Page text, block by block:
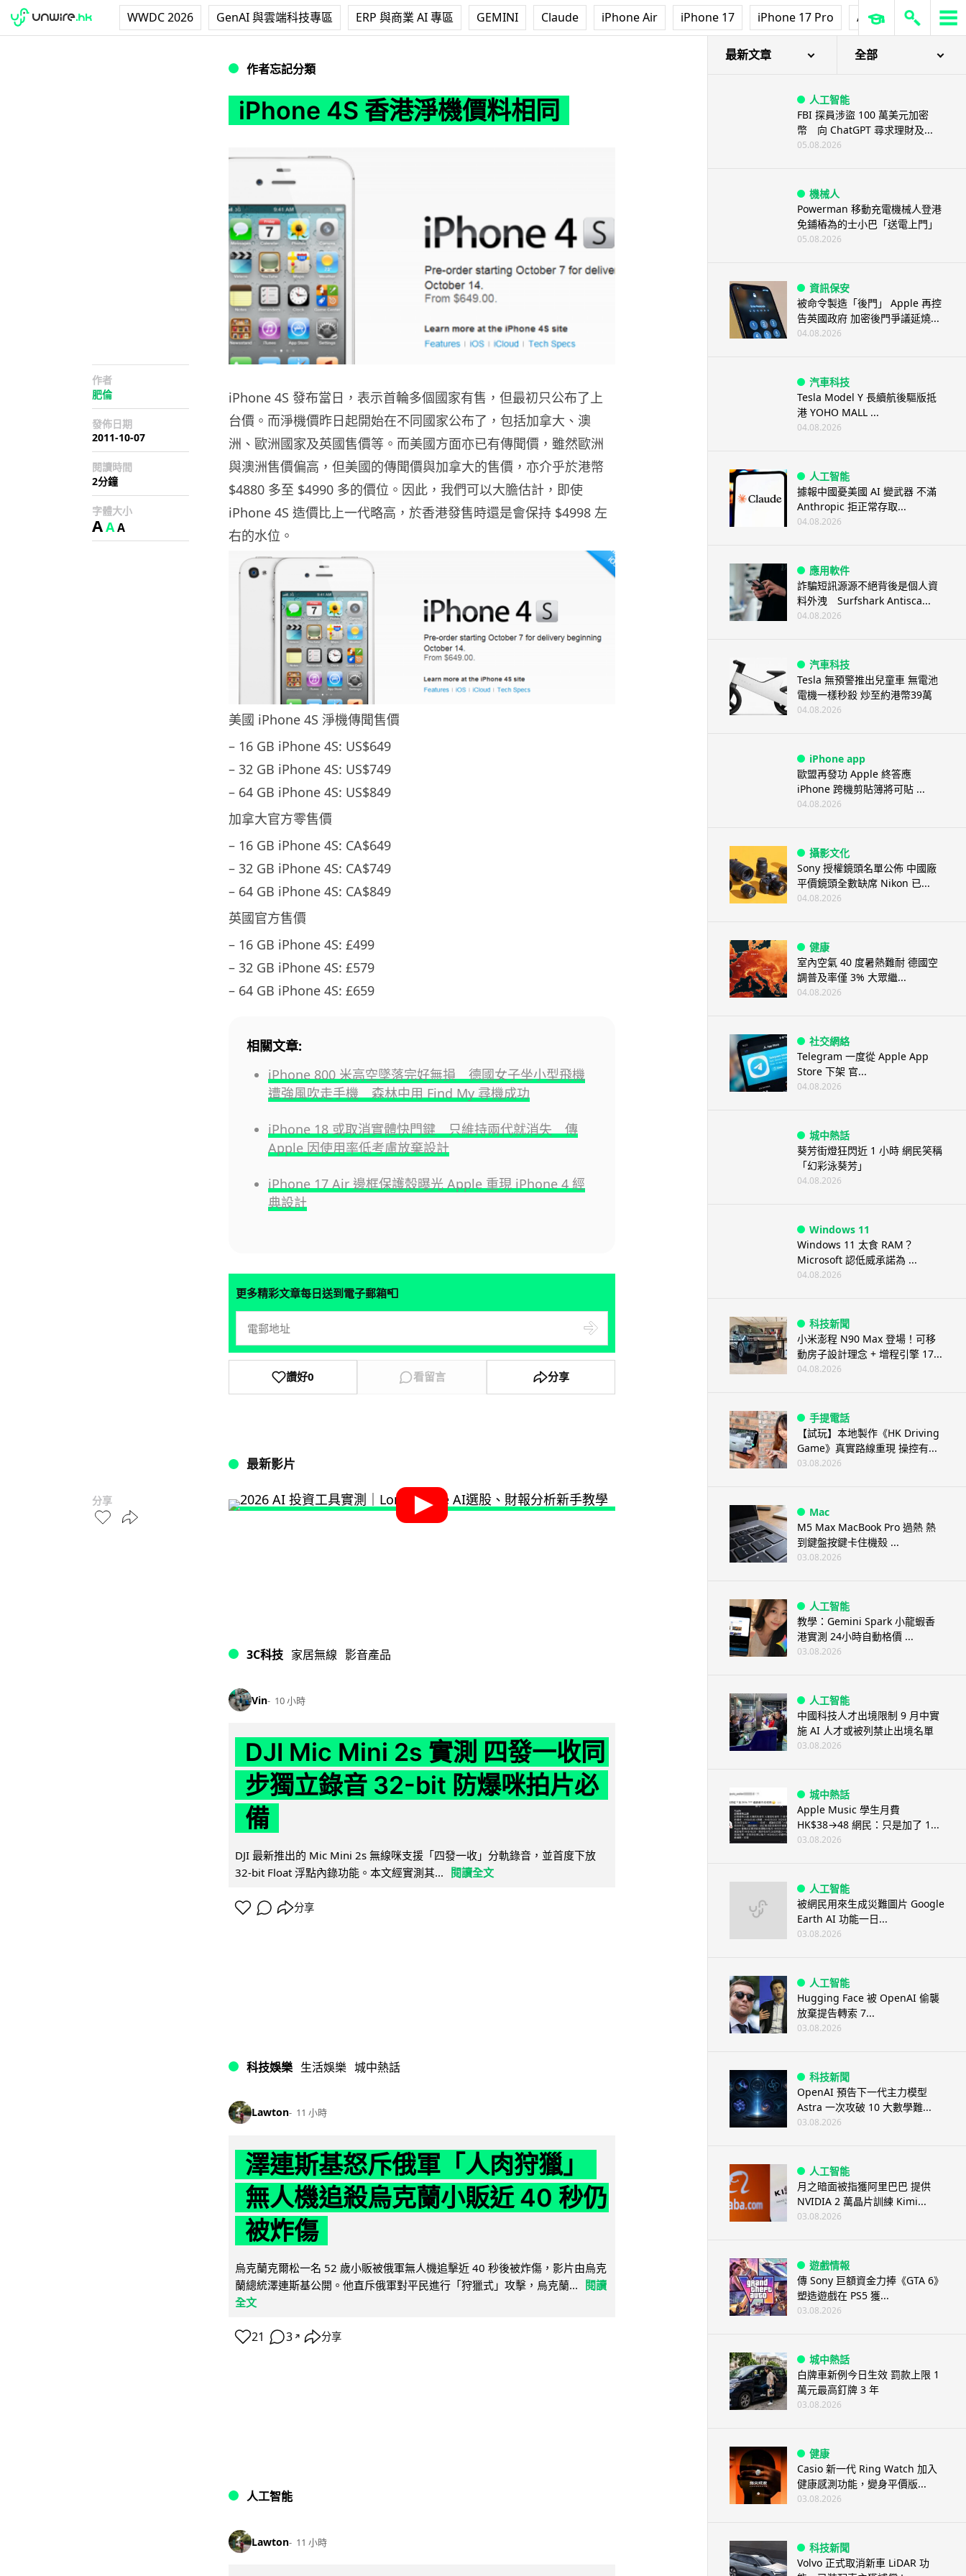
WWDC 2026 GenAI 與雲端科技專區 ERP 與商業 AI 專區 GEMINI Claude iPhone Air iPhone 17 iPhone 17 Pro AirPods Pro 3
作者忘記分類
iPhone 4S 香港淨機價料相同
作者
肥倫
發佈日期
2011-10-07
閱讀時間
2分鐘
字體大小
AAA
分享
iPhone 4S 發布當日，表示首輪多個國家有售，但最初只公布了上
台價。而淨機價昨日起開始在不同國家公布了，包括加拿大、澳
洲、歐洲國家及英國售價等。而美國方面亦已有傳聞價，雖然歐洲
與澳洲售價偏高，但美國的傳聞價與加拿大的售價，亦介乎於港幣
$4880 多至 $4990 多的價位。因此，我們可以大膽估計，即使
iPhone 4S 造價比上一代略高，於香港發售時還是會保持 $4998 左
右的水位。
美國 iPhone 4S 淨機傳聞售價
– 16 GB iPhone 4S: US$649
– 32 GB iPhone 4S: US$749
– 64 GB iPhone 4S: US$849
加拿大官方零售價
– 16 GB iPhone 4S: CA$649
– 32 GB iPhone 4S: CA$749
– 64 GB iPhone 4S: CA$849
英國官方售價
– 16 GB iPhone 4S: £499
– 32 GB iPhone 4S: £579
– 64 GB iPhone 4S: £659
相關文章:
iPhone 800 米高空墜落完好無損 德國女子坐小型飛機
遭強風吹走手機 森林中用 Find My 尋機成功
iPhone 18 或取消實體快門鍵 只維持兩代就消失 傳
Apple 因使用率低考慮放棄設計
iPhone 17 Air 邊框保護殼曝光 Apple 重現 iPhone 4 經
典設計
更多精彩文章每日送到電子郵箱📮
讚好0 看留言 分享
最新影片
3C科技 家居無線 影音產品
Vin 10 小時
DJI Mic Mini 2s 實測 四發一收同
步獨立錄音 32-bit 防爆咪拍片必
備
DJI 最新推出的 Mic Mini 2s 無線咪支援「四發一收」分軌錄音，並首度下放
32-bit Float 浮點內錄功能。本文經實測其...
閱讀全文
分享
科技娛樂 生活娛樂 城中熱話
Lawton 11 小時
澤連斯基怒斥俄軍「人肉狩獵」
無人機追殺烏克蘭小販近 40 秒仍
被炸傷
烏克蘭克爾松一名 52 歲小販被俄軍無人機追擊近 40 秒後被炸傷，影片由烏克
蘭總統澤連斯基公開。他直斥俄軍對平民進行「狩獵式」攻擊，烏克蘭... 閱讀
全文
21 3 ↗ 分享
人工智能
Lawton 11 小時
最新文章 全部
人工智能
FBI 探員涉盜 100 萬美元加密
幣 向 ChatGPT 尋求理財及...
05.08.2026
機械人
Powerman 移動充電機械人登港
免鋪樁為的士小巴「送電上門」
05.08.2026
資訊保安
被命令製造「後門」 Apple 再控
告英國政府 加密後門爭議延燒...
04.08.2026
汽車科技
Tesla Model Y 長續航後驅版抵
港 YOHO MALL ...
04.08.2026
人工智能
據報中國憂美國 AI 變武器 不滿
Anthropic 拒正常存取...
04.08.2026
應用軟件
詐騙短訊源源不絕背後是個人資
料外洩 Surfshark Antisca...
04.08.2026
汽車科技
Tesla 無預警推出兒童車 無電池
電機一樣秒殺 炒至約港幣39萬
04.08.2026
iPhone app
歐盟再發功 Apple 終答應
iPhone 跨機剪貼簿將可貼 ...
04.08.2026
攝影文化
Sony 授權鏡頭名單公佈 中國廠
平價鏡頭全數缺席 Nikon 已...
04.08.2026
健康
室內空氣 40 度暑熱難耐 德國空
調普及率僅 3% 大眾繼...
04.08.2026
社交網絡
Telegram 一度從 Apple App
Store 下架 官...
04.08.2026
城中熱話
葵芳街燈狂閃近 1 小時 網民笑稱
「幻彩泳葵芳」
04.08.2026
Windows 11
Windows 11 太食 RAM？
Microsoft 認低威承諾為 ...
04.08.2026
科技新聞
小米澎程 N90 Max 登場！可移
動房子設計理念 + 增程引擎 17...
04.08.2026
手提電話
【試玩】本地製作《HK Driving
Game》真實路線重現 操控有...
03.08.2026
Mac
M5 Max MacBook Pro 過熱 熱
到鍵盤按鍵卡住機殼 ...
03.08.2026
人工智能
教學：Gemini Spark 小龍蝦香
港實測 24小時自動格價 ...
03.08.2026
人工智能
中國科技人才出境限制 9 月中實
施 AI 人才或被列禁止出境名單
03.08.2026
城中熱話
Apple Music 學生月費
HK$38→48 網民：只是加了 1...
03.08.2026
人工智能
被網民用來生成災難圖片 Google
Earth AI 功能一日...
03.08.2026
人工智能
Hugging Face 被 OpenAI 偷襲
放棄提告轉索 7...
03.08.2026
科技新聞
OpenAI 預告下一代主力模型
Astra 一次攻破 10 大數學難...
03.08.2026
人工智能
月之暗面被指獲阿里巴巴 提供
NVIDIA 2 萬晶片訓練 Kimi...
03.08.2026
遊戲情報
傳 Sony 巨額資金力捧《GTA 6》
塑造遊戲在 PS5 獲...
03.08.2026
城中熱話
白牌車新例今日生效 罰款上限 1
萬元最高釘牌 3 年
03.08.2026
健康
Casio 新一代 Ring Watch 加入
健康感測功能，變身平價版...
03.08.2026
科技新聞
Volvo 正式取消新車 LiDAR 功